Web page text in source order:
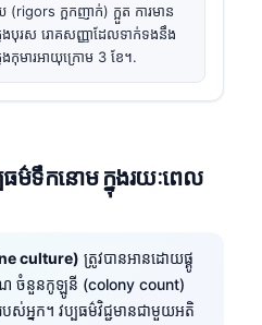
ក្អកញាក់) ក្អួត ការមាន
នុងបុរស រោគសញ្ញាដែលទាក់ទងនឹង
កុមារអាយុក្រោម 3 ខែ។.
ម៌ទឹកនោម ក្នុងរយៈពេល
culture) ត្រូវបានអានដោយផ្គូ
ចំនួនកូឡូនី (colony count)
អ្នក។ វប្បធម៌វិជ្ជមានជាមួយអតិ